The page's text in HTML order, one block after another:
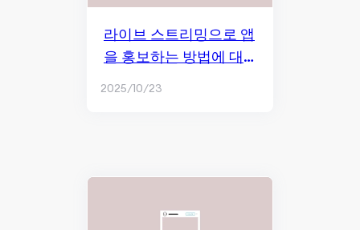
라이브 스트리밍으로 앱
을 홍보하는 방법에 대
2025/10/23